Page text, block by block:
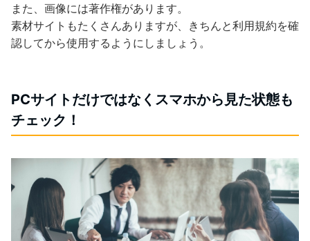
また、画像には著作権があります。
素材サイトもたくさんありますが、きちんと利用規約を確
認してから使用するようにしましょう。
PCサイトだけではなくスマホから見た状態も
チェック！